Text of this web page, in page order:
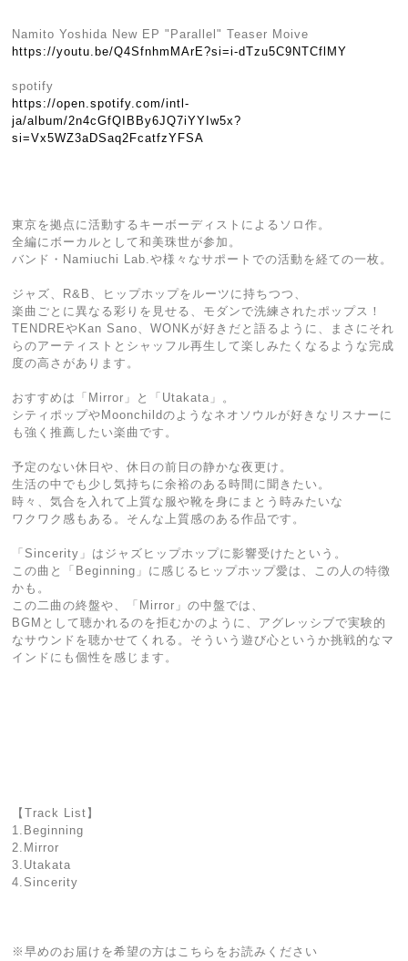
Namito Yoshida New EP "Parallel" Teaser Moive
https://youtu.be/Q4SfnhmMArE?si=i-dTzu5C9NTCflMY
spotify
https://open.spotify.com/intl-
ja/album/2n4cGfQIBBy6JQ7iYYIw5x?
si=Vx5WZ3aDSaq2FcatfzYFSA
東京を拠点に活動するキーボーディストによるソロ作。
全編にボーカルとして和美珠世が参加。
バンド・Namiuchi Lab.や様々なサポートでの活動を経ての一枚。
ジャズ、R&B、ヒップホップをルーツに持ちつつ、
楽曲ごとに異なる彩りを見せる、モダンで洗練されたポップス！
TENDREやKan Sano、WONKが好きだと語るように、まさにそれ
らのアーティストとシャッフル再生して楽しみたくなるような完成
度の高さがあります。
おすすめは「Mirror」と「Utakata」。
シティポップやMoonchildのようなネオソウルが好きなリスナーに
も強く推薦したい楽曲です。
予定のない休日や、休日の前日の静かな夜更け。
生活の中でも少し気持ちに余裕のある時間に聞きたい。
時々、気合を入れて上質な服や靴を身にまとう時みたいな
ワクワク感もある。そんな上質感のある作品です。
「Sincerity」はジャズヒップホップに影響受けたという。
この曲と「Beginning」に感じるヒップホップ愛は、この人の特徴
かも。
この二曲の終盤や、「Mirror」の中盤では、
BGMとして聴かれるのを拒むかのように、アグレッシブで実験的
なサウンドを聴かせてくれる。そういう遊び心というか挑戦的なマ
インドにも個性を感じます。
【Track List】
1.Beginning
2.Mirror
3.Utakata
4.Sincerity
※早めのお届けを希望の方はこちらをお読みください